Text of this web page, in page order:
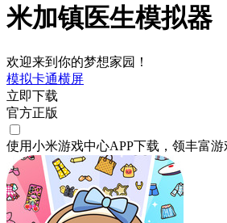
米加镇医生模拟器
欢迎来到你的梦想家园！
模拟卡通横屏
立即下载
官方正版
使用小米游戏中心APP下载 ，领丰富游